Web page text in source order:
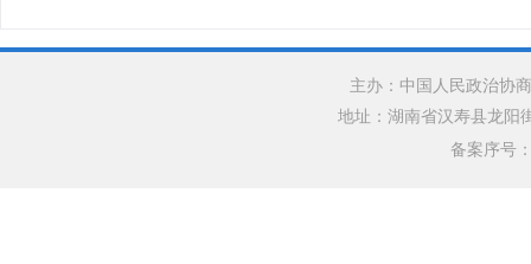
主办：中国人民政治协
地址：湖南省汉寿县龙
备案序号